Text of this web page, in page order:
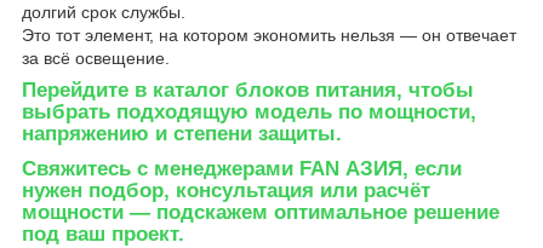
долгий срок службы.
Это тот элемент, на котором экономить нельзя — он отвечает
за всё освещение.
Перейдите в каталог блоков питания, чтобы
выбрать подходящую модель по мощности,
напряжению и степени защиты.
Свяжитесь с менеджерами FAN АЗИЯ , если
нужен подбор, консультация или расчёт
мощности — подскажем оптимальное решение
под ваш проект.